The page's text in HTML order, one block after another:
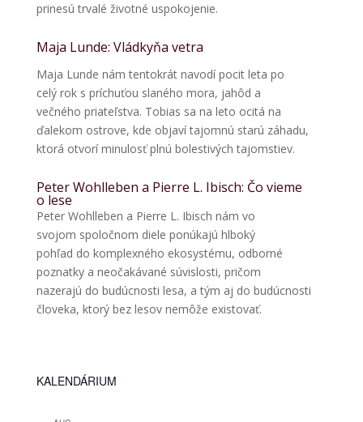
prinesú trvalé životné uspokojenie.
Maja Lunde: Vládkyňa vetra
Maja Lunde nám tentokrát navodí pocit leta po
celý rok s príchuťou slaného mora, jahôd a
večného priateľstva. Tobias sa na leto ocitá na
ďalekom ostrove, kde objaví tajomnú starú záhadu,
ktorá otvorí minulosť plnú bolestivých tajomstiev.
Peter Wohlleben a Pierre L. Ibisch: Čo vieme
o lese
Peter Wohlleben a Pierre L. Ibisch nám vo
svojom spoločnom diele ponúkajú hlboký
pohľad do komplexného ekosystému, odborné
poznatky a neočakávané súvislosti, pričom
nazerajú do budúcnosti lesa, a tým aj do budúcnosti
človeka, ktorý bez lesov nemôže existovať.
KALENDÁRIUM